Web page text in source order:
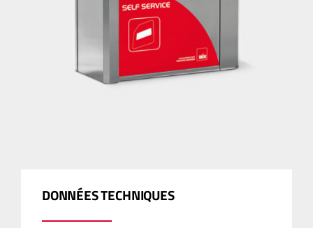
DONNÉES TECHNIQUES